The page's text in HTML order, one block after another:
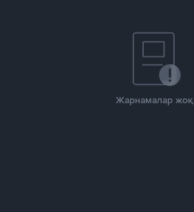
Жарнамалар жоқ